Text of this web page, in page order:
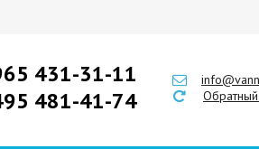
431-31-11
481-41-74